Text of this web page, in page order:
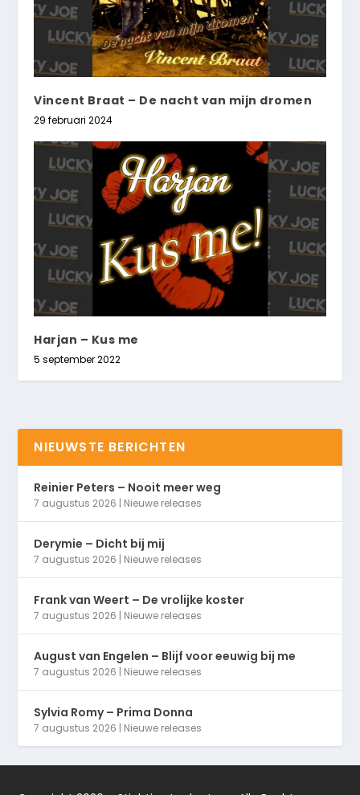
Vincent Braat – De nacht van mijn dromen
29 februari 2024
Harjan – Kus me
5 september 2022
NIEUWSTE BERICHTEN
Reinier Peters – Nooit meer weg
7 augustus 2026 | Nieuwe releases
Derymie – Dicht bij mij
7 augustus 2026 | Nieuwe releases
Frank van Weert – De vrolijke koster
7 augustus 2026 | Nieuwe releases
August van Engelen – Blijf voor eeuwig bij me
7 augustus 2026 | Nieuwe releases
Sylvia Romy – Prima Donna
7 augustus 2026 | Nieuwe releases